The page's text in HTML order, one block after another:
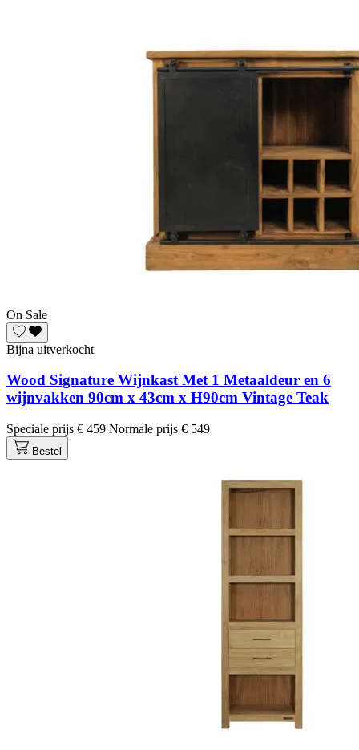
On Sale
Bijna uitverkocht
Wood Signature Wijnkast Met 1 Metaaldeur en 6
wijnvakken 90cm x 43cm x H90cm Vintage Teak
Speciale prijs € 459 Normale prijs € 549
Bestel